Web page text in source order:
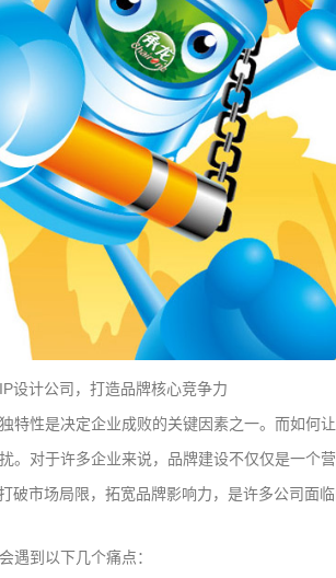
计公司，打造品牌核心竞争力
特性是决定企业成败的关键因素之一。而如何
。对于许多企业来说，品牌建设不仅仅是一个
破市场局限，拓宽品牌影响力，是许多公司面临
遇到以下几个痛点：